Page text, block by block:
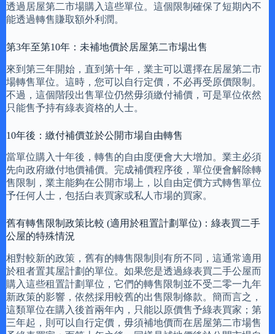
透過居屋第二市場購入這些單位。這個限制確保了短期內不
能透過轉售賺取額外利潤。
第3年至第10年：未補地價於居屋第二市場出售
來到第三年開始，直到第十年，業主可以選擇在居屋第二市
場轉售單位。這時，您可以自行定價，不必再受原價限制。
不過，這個階段出售單位仍然毋須繳付補價，可是單位依然
只能售予持有綠表資格的人士。
10年後：繳付補價並於公開市場自由轉售
當單位購入十年後，轉售的自由度便會大大增加。業主必須
先向政府繳付地價補價。完成補價程序後，單位便會解除轉
售限制，業主能夠在公開市場上，以自由定價方式轉售單位
予任何人士，包括白表買家或私人市場的買家。
舊有轉售限制政策比較 (適用於租置計劃單位)：綠表買二手
公屋的特殊情況
相對較新的政策，舊有的轉售限制則有所不同，這通常適用
於租者置其屋計劃的單位。如果您是透過綠表買二手公屋而
購入這些租置計劃單位，它們的轉售限制並不受二零一九年
新政策的影響，依然採用較舊的出售限制條款。簡而言之，
這類單位在購入後首兩年內，只能以原價售予綠表買家；第
三年起，則可以自行定價，毋須補地價而在居屋第二市場售